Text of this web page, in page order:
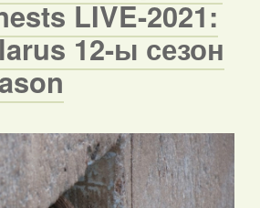
LIVE-2021:
12-ы сезон